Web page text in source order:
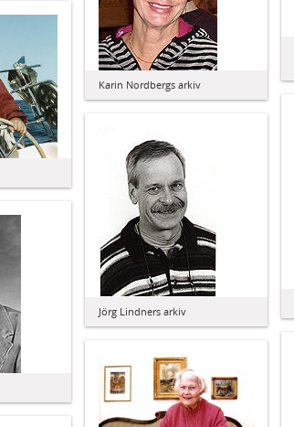
Karin Nordbergs arkiv
Jörg Lindners arkiv